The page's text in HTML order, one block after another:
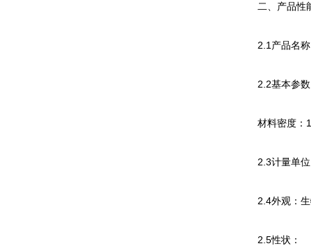
二、产品性
2.1产品名称
2.2基本参数
材料密度：
2.3计量单位
2.4外观：生
2.5性状：